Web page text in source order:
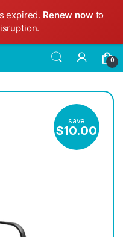
expired. Renew now to
0
save
$10.00